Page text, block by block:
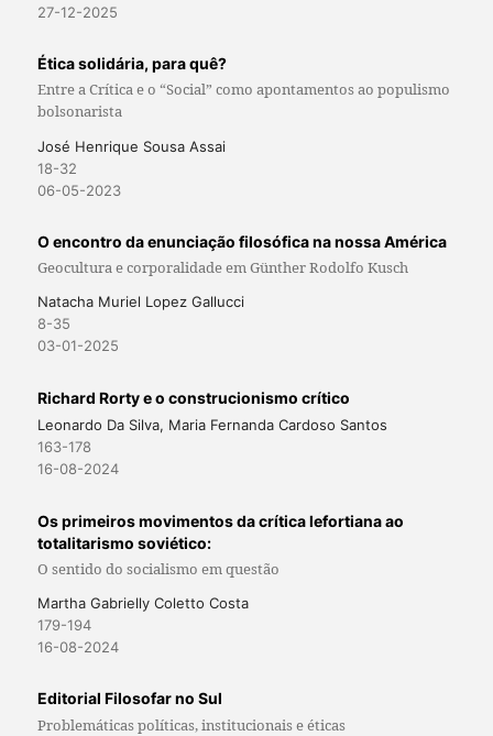
27-12-2025
Ética solidária, para quê?
Entre a Crítica e o “Social” como apontamentos ao populismo
bolsonarista
José Henrique Sousa Assai
18-32
06-05-2023
O encontro da enunciação filosófica na nossa América
Geocultura e corporalidade em Günther Rodolfo Kusch
Natacha Muriel Lopez Gallucci
8-35
03-01-2025
Richard Rorty e o construcionismo crítico
Leonardo Da Silva, Maria Fernanda Cardoso Santos
163-178
16-08-2024
Os primeiros movimentos da crítica lefortiana ao
totalitarismo soviético:
O sentido do socialismo em questão
Martha Gabrielly Coletto Costa
179-194
16-08-2024
Editorial Filosofar no Sul
Problemáticas políticas, institucionais e éticas